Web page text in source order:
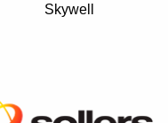
Skywell